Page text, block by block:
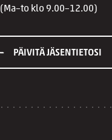
(Ma–to klo 9.00–12.00)
PÄIVITÄ JÄSENTIETOSI